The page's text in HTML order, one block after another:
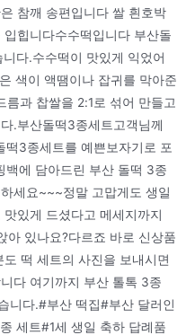
참깨 송편입니다 쌀 흰호박
힙니다수수떡입니다 부산돌
다.수수떡이 맛있게 익었어
색이 액땜이나 잡귀를 막아준
과 찹쌀을 2:1로 섞어 만들고
.부산돌떡3종세트고객님께
떡3종세트를 예쁜보자기로 포
백에 담아드린 부산 돌떡 3종
세요~~~정말 고맙게도 생일
있게 드셨다고 메세지까지
아 있나요?다르죠 바로 신상품
떡 세트의 사진을 보내시면
다 여기까지 부산 톨톡 3종
니다.#부산 떡집#부산 달러인
세트#1세 생일 축하 답례품